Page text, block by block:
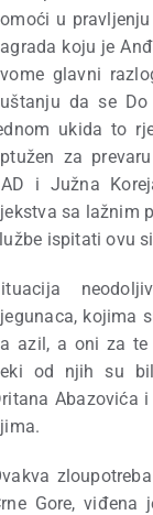
u
koju je
glavni
da se
ukida to
za
i Južna
sa lažnim
ispitati ovu
kojima
azil, a oni za te
od njih su
Abazovića
Gore,